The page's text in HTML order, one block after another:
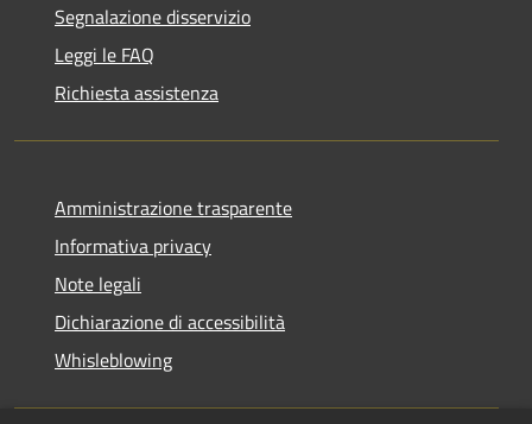
Segnalazione disservizio
Leggi le FAQ
Richiesta assistenza
Amministrazione trasparente
Informativa privacy
Note legali
Dichiarazione di accessibilità
Whisleblowing